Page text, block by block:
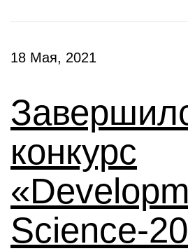
18 Мая, 2021
конкурс
Science-